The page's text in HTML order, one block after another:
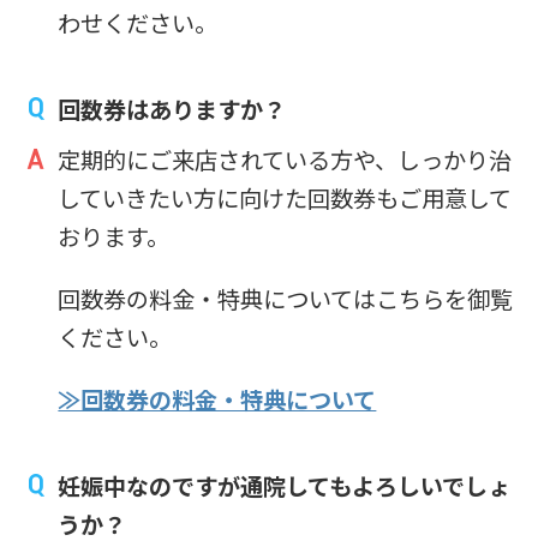
わせください。
回数券はありますか？
定期的にご来店されている方や、しっかり治
していきたい方に向けた回数券もご用意して
おります。
回数券の料金・特典についてはこちらを御覧
ください。
≫回数券の料金・特典について
妊娠中なのですが通院してもよろしいでしょ
うか？